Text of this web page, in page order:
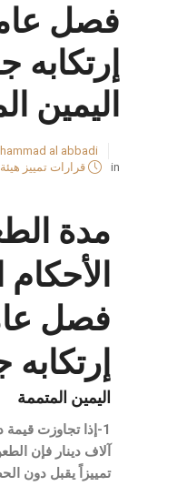
فصل
اليمين
al abbadi
in
قرارات تمييز
مدة
الأحكام
فصل
اليمين المتممة
1-إذا تجاوزت
آلاف دينار فإن
تمييزاً يقبل دون